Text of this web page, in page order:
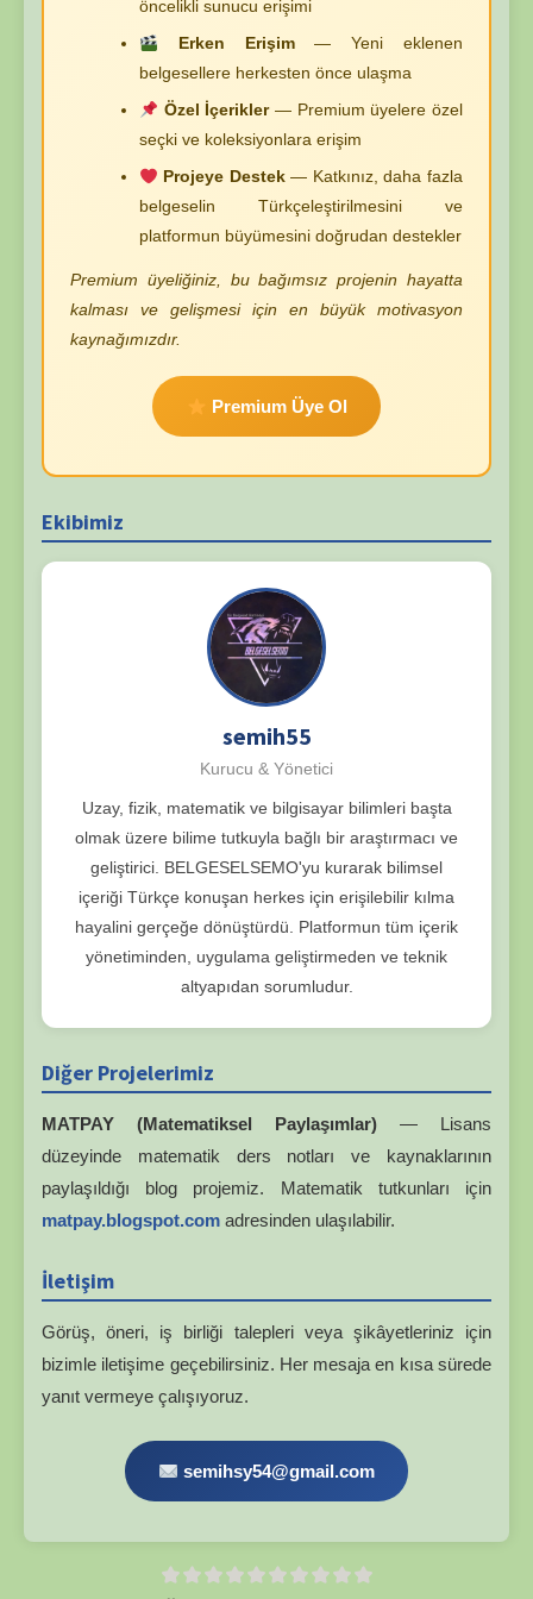
öncelikli sunucu erişimi
Erken Erişim— Yeni eklenen
belgesellere herkesten önce ulaşma
Özel İçerikler— Premium üyelere özel
seçki ve koleksiyonlara erişim
Projeye Destek— Katkınız, daha fazla
belgeselin Türkçeleştirilmesini ve
platformun büyümesini doğrudan destekler
Premium üyeliğiniz, bu bağımsız projenin hayatta
kalması ve gelişmesi için en büyük motivasyon
kaynağımızdır.
Premium Üye Ol
Ekibimiz
semih55
Kurucu & Yönetici
Uzay, fizik, matematik ve bilgisayar bilimleri başta
olmak üzere bilime tutkuyla bağlı bir araştırmacı ve
geliştirici. BELGESELSEMO'yu kurarak bilimsel
içeriği Türkçe konuşan herkes için erişilebilir kılma
hayalini gerçeğe dönüştürdü. Platformun tüm içerik
yönetiminden, uygulama geliştirmeden ve teknik
altyapıdan sorumludur.
Diğer Projelerimiz
MATPAY (Matematiksel Paylaşımlar) — Lisans
düzeyinde matematik ders notları ve kaynaklarının
paylaşıldığı blog projemiz. Matematik tutkunları için
matpay.blogspot.com adresinden ulaşılabilir.
İletişim
Görüş, öneri, iş birliği talepleri veya şikâyetleriniz için
bizimle iletişime geçebilirsiniz. Her mesaja en kısa sürede
yanıt vermeye çalışıyoruz.
semihsy54@gmail.com